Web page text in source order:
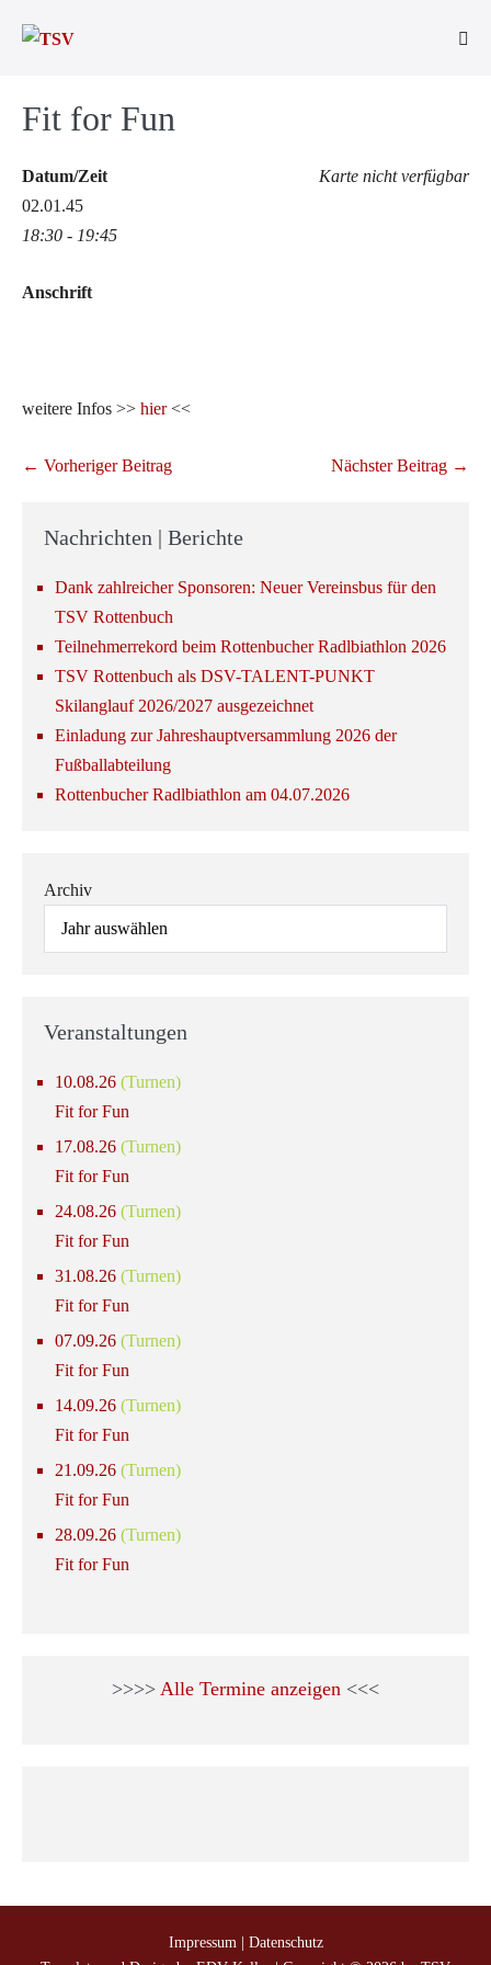
Inhalt
Fit for Fun
Karte nicht verfügbar
Datum/Zeit
02.01.45
18:30 - 19:45
Anschrift
weitere Infos >> hier<<
Beitragsnavigation
← Vorheriger Beitrag Nächster Beitrag →
Nachrichten | Berichte
Dank zahlreicher Sponsoren: Neuer Vereinsbus für den
TSV Rottenbuch
Teilnehmerrekord beim Rottenbucher Radlbiathlon 2026
TSV Rottenbuch als DSV-TALENT-PUNKT
Skilanglauf 2026/2027 ausgezeichnet
Einladung zur Jahreshauptversammlung 2026 der
Fußballabteilung
Rottenbucher Radlbiathlon am 04.07.2026
Archiv
Veranstaltungen
10.08.26 (Turnen)
Fit for Fun
17.08.26 (Turnen)
Fit for Fun
24.08.26 (Turnen)
Fit for Fun
31.08.26 (Turnen)
Fit for Fun
07.09.26 (Turnen)
Fit for Fun
14.09.26 (Turnen)
Fit for Fun
21.09.26 (Turnen)
Fit for Fun
28.09.26 (Turnen)
Fit for Fun
>>>> Alle Termine anzeigen <<<
Impressum
Datenschutz